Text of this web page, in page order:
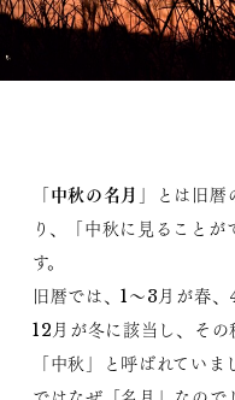
「中秋の名月 」とは旧暦
り、「中秋に見ること
す。
旧暦では、1～3月が春
12月が冬に該当し、その
「中秋」と呼ばれていま